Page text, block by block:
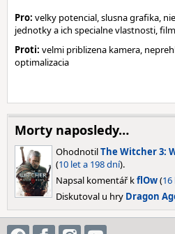
Pro: velky potencial, slusna grafika,
jednotky a ich specialne vlastnosti,
Proti: velmi priblizena kamera,
optimalizacia
Morty naposledy…
OhodnotilThe Witcher 3:
(10 let a 198 dní).
Napsal komentář kflOw(
Diskutoval u hry Dragon